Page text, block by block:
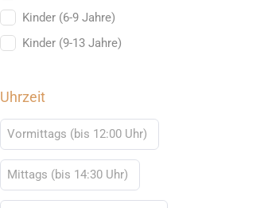
Kinder (6-9 Jahre)
Kinder (9-13 Jahre)
Uhrzeit
Vormittags (bis 12:00 Uhr)
Mittags (bis 14:30 Uhr)